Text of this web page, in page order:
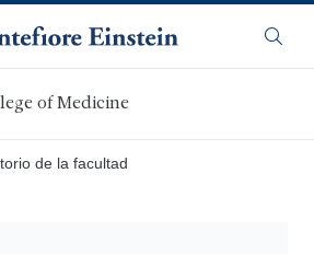
of Medicine
de la facultad